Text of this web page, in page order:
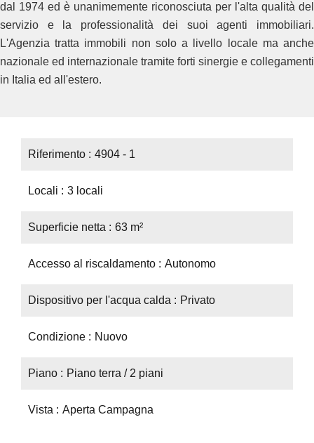
dal 1974 ed è unanimemente riconosciuta per l'alta qualità del
servizio e la professionalità dei suoi agenti immobiliari.
L'Agenzia tratta immobili non solo a livello locale ma anche
nazionale ed internazionale tramite forti sinergie e collegamenti
in Italia ed all'estero.
Riferimento 4904 - 1
Locali 3 locali
Superficie netta 63 m²
Accesso al riscaldamento Autonomo
Dispositivo per l'acqua calda Privato
Condizione Nuovo
Piano Piano terra / 2 piani
Vista Aperta Campagna